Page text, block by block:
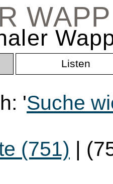
Listen
'Suche
(751) |